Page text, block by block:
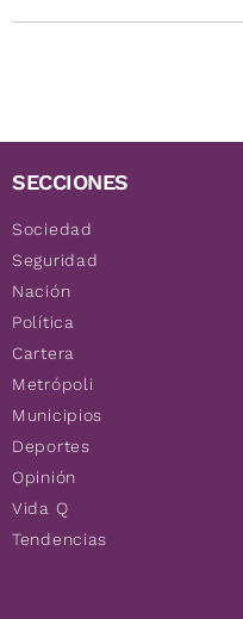
SECCIONES
Sociedad
Seguridad
Nación
Política
Cartera
Metrópoli
Municipios
Deportes
Opinión
Vida Q
Tendencias